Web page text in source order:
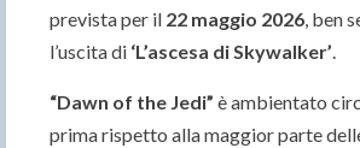
prevista per il 22 maggio 2026, ben
l’uscita di ‘L’ascesa di Skywalker’.
“Dawn of the Jedi” è ambientato
prima rispetto alla maggior parte